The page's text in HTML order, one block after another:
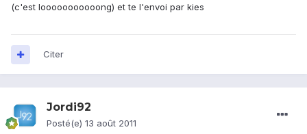
(c'est looooooooooong) et te l'envoi par kies
Citer
Jordi92
Posté(e) 13 août 2011